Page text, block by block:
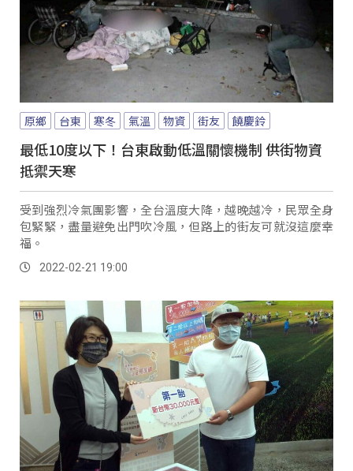
原鄉 台東 寒冬 氣溫 物資 街友 饒慶鈴
最低10度以下！台東啟動低溫關懷機制 供街物資
抵禦天寒
受到強烈冷氣團影響，全台溫度大降，越晚越冷，民眾全身
包緊緊，盡量避免出門吹冷風，但路上的街友可就沒這麼幸
福。
2022-02-21 19:00